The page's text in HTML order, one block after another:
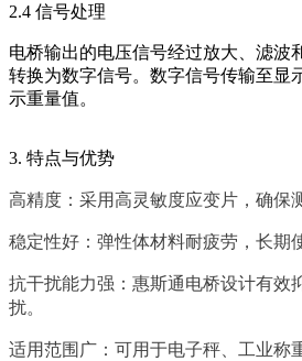
2.4 信号处理
电桥输出的电压信号经过放大、滤波
转换为数字信号。数字信号传输至显
示重量值。
3. 特点与优势
高精度：采用高灵敏度应变片，确保
稳定性好：弹性体材料耐疲劳，长期
抗干扰能力强：惠斯通电桥设计有效
扰。
适用范围广：可用于电子秤、工业称